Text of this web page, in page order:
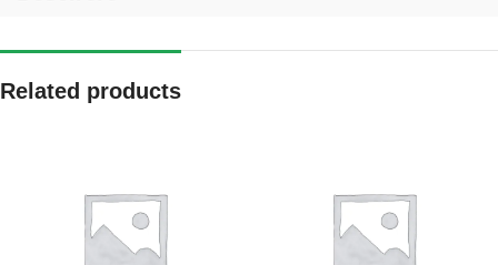
Related products